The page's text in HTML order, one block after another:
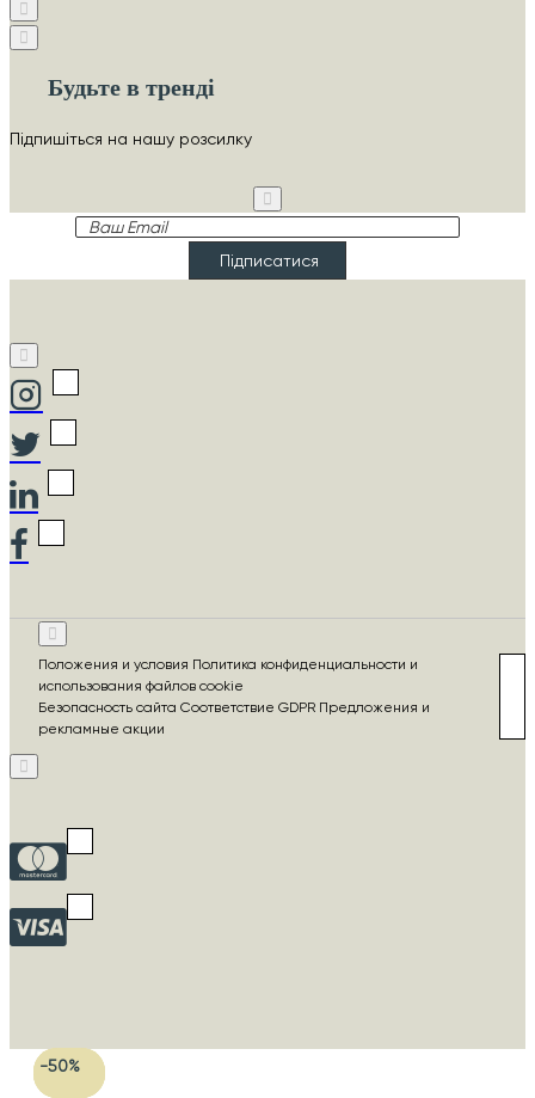
-30%
-50%
-50%
Будьте в тренді
Підпишіться на нашу розсилку
Ваш
Підписатися
Положения и условия Политика конфиденциальности и
использования файлов cookie
Безопасность сайта Соответствие GDPR Предложения и
рекламные акции